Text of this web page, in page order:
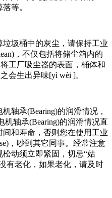
等。
圾桶中的灰尘，请保持工业
，不仅包括将储尘箱内的
工厂吸尘器的表面，桶体和
会生出异味[yì wèi ]。
承(Bearing)的润滑情况，
轴承(Bearing)的润滑情况直
和寿命，否则您在使用工业
，吵到其它同事。经常注意
动须立即紧固，切忌“姑
有老化，如果老化，请及时